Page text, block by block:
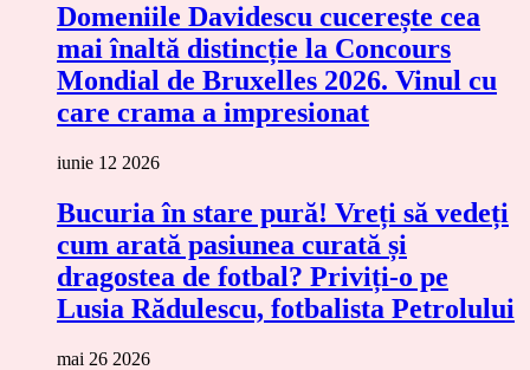
Domeniile Davidescu cucerește cea
mai înaltă distincție la Concours
Mondial de Bruxelles 2026. Vinul cu
care crama a impresionat
iunie 12 2026
Bucuria în stare pură! Vreți să vedeți
cum arată pasiunea curată și
dragostea de fotbal? Priviți-o pe
Lusia Rădulescu, fotbalista Petrolului
mai 26 2026